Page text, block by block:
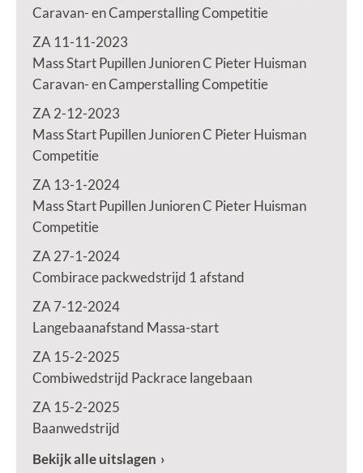
Caravan- en Camperstalling Competitie
ZA 11-11-2023
Mass Start Pupillen Junioren C Pieter Huisman
Caravan- en Camperstalling Competitie
ZA 2-12-2023
Mass Start Pupillen Junioren C Pieter Huisman
Competitie
ZA 13-1-2024
Mass Start Pupillen Junioren C Pieter Huisman
Competitie
ZA 27-1-2024
Combirace packwedstrijd 1 afstand
ZA 7-12-2024
Langebaanafstand Massa-start
ZA 15-2-2025
Combiwedstrijd Packrace langebaan
ZA 15-2-2025
Baanwedstrijd
Bekijk alle uitslagen